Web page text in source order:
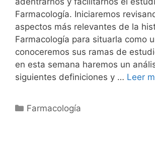
Farmacología. Iniciaremos
aspectos más relevantes de la
Farmacología para situarla como
conoceremos sus ramas de
en esta semana haremos un
siguientes definiciones y … Leer
Categorías
Farmacología